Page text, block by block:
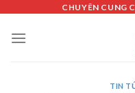
content
CHUYÊN CUNG
TIN